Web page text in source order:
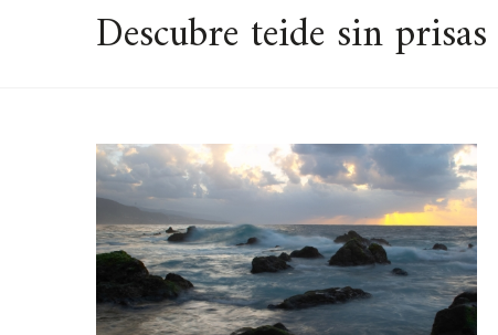
Descubre teide sin prisas